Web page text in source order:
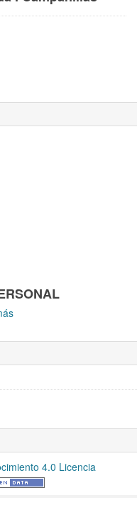
4.0 Licencia